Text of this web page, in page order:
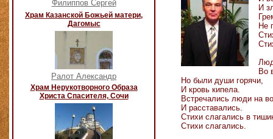
Филиппов Сергей
Храм Казанской Божьей матери,
Дагомыс
Ралот Александр
Храм Нерукотворного Образа
Христа Спасителя, Сочи
И
Не
Во
Но были души горячи,
И кровь кипела.
Встречались люди на
И расставались.
Стихи слагались в
Стихи слагались.